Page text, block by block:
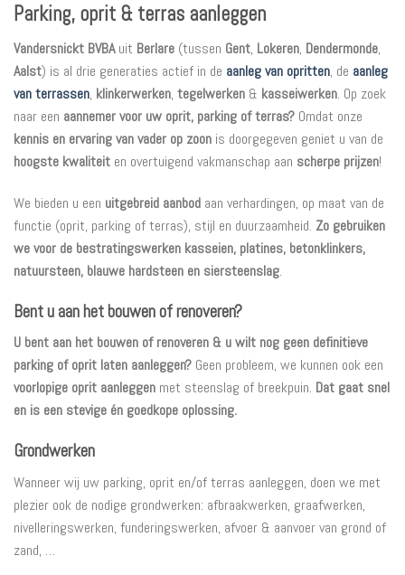
Parking, oprit & terras aanleggen
Vandersnickt BVBAuit Berlare (tussen Gent, Lokeren, Dendermonde,
Aalst) is al drie generaties actief in de aanleg van opritten, de aanleg
van terrassen, klinkerwerken, tegelwerken & kasseiwerken. Op zoek
naar een aannemer voor uw oprit, parking of terras? Omdat onze
kennis en ervaring van vader op zoon is doorgegeven geniet u van de
hoogste kwaliteit en overtuigend vakmanschap aan scherpe prijzen!
We bieden u een uitgebreid aanbod aan verhardingen, op maat van de
functie (oprit, parking of terras), stijl en duurzaamheid. Zo gebruiken
we voor de bestratingswerken kasseien, platines, betonklinkers,
natuursteen, blauwe hardsteen en siersteenslag.
Bent u aan het bouwen of renoveren?
U bent aan het bouwen of renoveren & u wilt nog geen definitieve
parking of oprit laten aanleggen? Geen probleem, we kunnen ook een
voorlopige oprit aanleggen met steenslag of breekpuin. Dat gaat snel
en is een stevige én goedkope oplossing.
Grondwerken
Wanneer wij uw parking, oprit en/of terras aanleggen, doen we met
plezier ook de nodige grondwerken: afbraakwerken, graafwerken,
nivelleringswerken, funderingswerken, afvoer & aanvoer van grond of
zand, …